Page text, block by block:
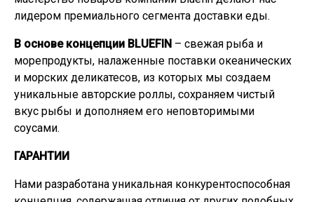
лидером премиального сегмента доставки еды.
В основе концепции BLUEFIN – свежая рыба и
морепродукты, налаженные поставки океанических
и морских деликатесов, из которых мы создаем
уникальные авторские роллы, сохраняем чистый
вкус рыбы и дополняем его неповторимыми
соусами.
ГАРАНТИИ
Нами разработана уникальная конкурентоспособная